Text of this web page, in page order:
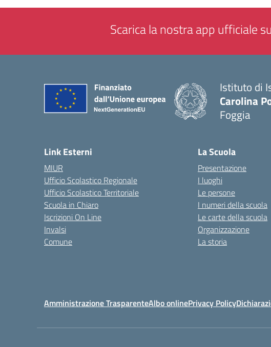
Scarica la nostra app ufficiale
Istituto di
Carolina
Foggia
Link Esterni
MIUR
Ufficio Scolastico Regionale
Ufficio Scolastico Territoriale
Scuola in Chiaro
Iscrizioni On Line
Invalsi
Comune
La Scuola
Presentazione
I luoghi
Le persone
I numeri della scuola
Le carte della scuola
Organizzazione
La storia
Amministrazione TrasparenteAlbo onlinePrivacy Policy